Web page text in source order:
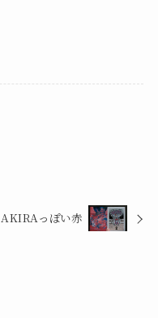
AKIRAっぽい赤